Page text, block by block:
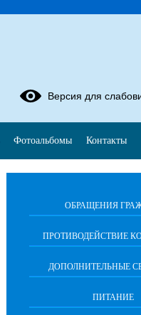
ОБРАЩЕНИЯ
ПРОТИВОДЕЙСТВИЕ
ДОПОЛНИТЕЛЬНЫЕ
ПИТАНИЕ
Версия для
Фотоальбомы Контакты